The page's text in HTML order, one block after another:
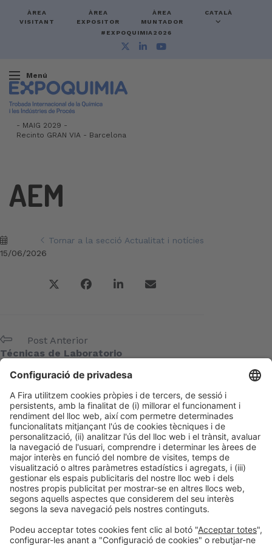
ÀREA
VISITANT
ÀREA
EXPOSITOR
ÀREA
MUNTADOR
CATALÀ
#EXPOQUIMIA2026
Menú
- MAIG 2029 -
Recinto GRAN VIA - Barcelona
AEM
Tornar a la secció Actualitat i notícies
15/06/2026
Post Anterior
Técnicas de Laboratorio
Següent Post
SEQC
Meta
Entra
Canal de les entrades
Canal dels comentaris
WordPress.org (en anglès)